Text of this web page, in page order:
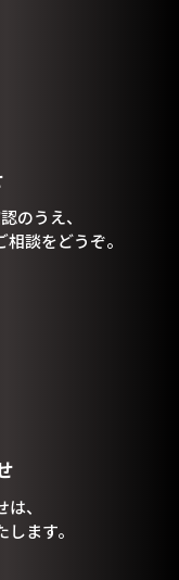
のうえ、
談をどうぞ。
、
ます。